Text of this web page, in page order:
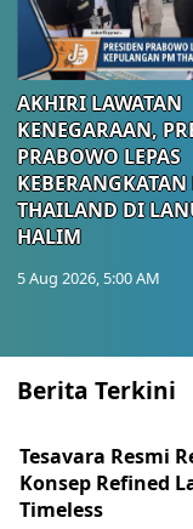
AKHIRI LAWATAN
KENEGARAAN,
PRABOWO LEPAS
KEBERANGKATAN
THAILAND DI
HALIM
5 Aug 2026, 5:00 AM
Berita Terkini
Tesavara Resmi
Konsep Refined
Timeless